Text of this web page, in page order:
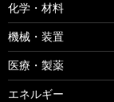
化学・材料
機械・装置
医療・製薬
エネルギー